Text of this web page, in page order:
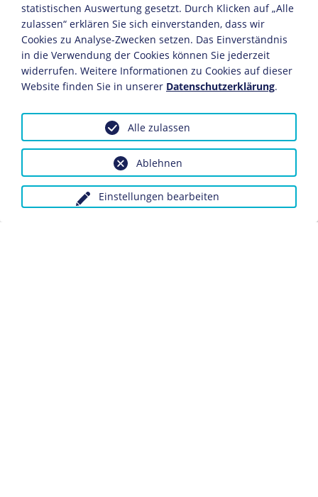
ADN-Zentralbild
9. Mai 1945
18 x 24 cm
Bildnachweis: Deutsches Historisches Museum,
Berlin
Inv.-Nr.: F 54/1683
Dieses Objekt ist eingebunden in folgende LeMO-Seite:
Biografie Wilhelm Keitel
Anfragen wegen Bildvorlagen bitte unter Angabe des
statistischen Auswertung gesetzt. Durch Klicken auf „Alle
zulassen“ erklären Sie sich einverstanden, dass wir
Cookies zu Analyse-Zwecken setzen. Das Einverständnis
in die Verwendung der Cookies können Sie jederzeit
widerrufen. Weitere Informationen zu Cookies auf dieser
Website finden Sie in unserer Datenschutzerklärung.
Einstellungen bearbeiten
Ablehnen
Alle zulassen